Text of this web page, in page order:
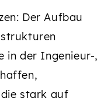
Der Aufbau
in der Ingenieur-,
die stark auf